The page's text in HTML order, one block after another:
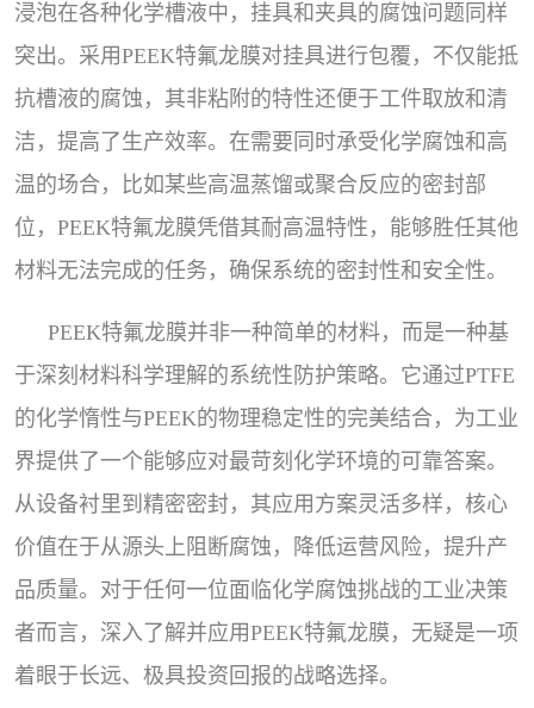
浸泡在各种化学槽液中，挂具和夹具的腐蚀问题同样
突出。采用PEEK特氟龙膜对挂具进行包覆，不仅能抵
抗槽液的腐蚀，其非粘附的特性还便于工件取放和清
洁，提高了生产效率。在需要同时承受化学腐蚀和高
温的场合，比如某些高温蒸馏或聚合反应的密封部
位，PEEK特氟龙膜凭借其耐高温特性，能够胜任其他
材料无法完成的任务，确保系统的密封性和安全性。
PEEK特氟龙膜并非一种简单的材料，而是一种基
于深刻材料科学理解的系统性防护策略。它通过PTFE
的化学惰性与PEEK的物理稳定性的完美结合，为工业
界提供了一个能够应对最苛刻化学环境的可靠答案。
从设备衬里到精密密封，其应用方案灵活多样，核心
价值在于从源头上阻断腐蚀，降低运营风险，提升产
品质量。对于任何一位面临化学腐蚀挑战的工业决策
者而言，深入了解并应用PEEK特氟龙膜，无疑是一项
着眼于长远、极具投资回报的战略选择。